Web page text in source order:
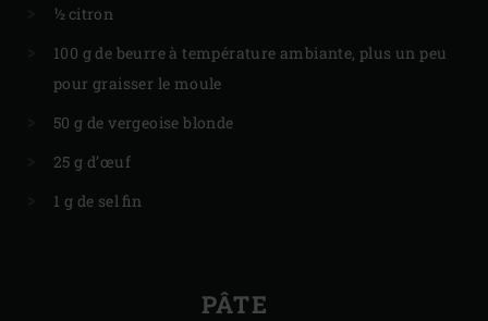
½ citron
100 g de beurre à température ambiante, plus un peu
pour graisser le moule
50 g de vergeoise blonde
25 g d’œuf
1 g de sel fin
PÂTE